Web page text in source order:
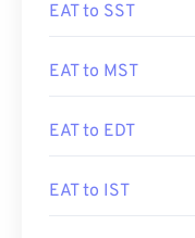
EAT to SST
EAT to MST
EAT to EDT
EAT to IST